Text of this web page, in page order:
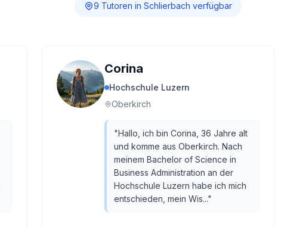
9 Tutoren in Schlierbach verfügbar
Corina
Hochschule Luzern
Oberkirch
"Hallo, ich bin Corina, 36 Jahre alt
und komme aus Oberkirch. Nach
meinem Bachelor of Science in
Business Administration an der
Hochschule Luzern habe ich mich
entschieden, mein Wis..."